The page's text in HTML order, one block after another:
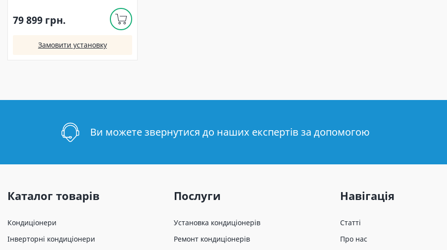
79 899 грн.
Замовити установку
Ви можете звернутися до наших експертів за допомогою
Каталог товарів
Кондиціонери
Інверторні кондиціонери
Послуги
Установка кондиціонерів
Ремонт кондиціонерів
Навігація
Статті
Про нас